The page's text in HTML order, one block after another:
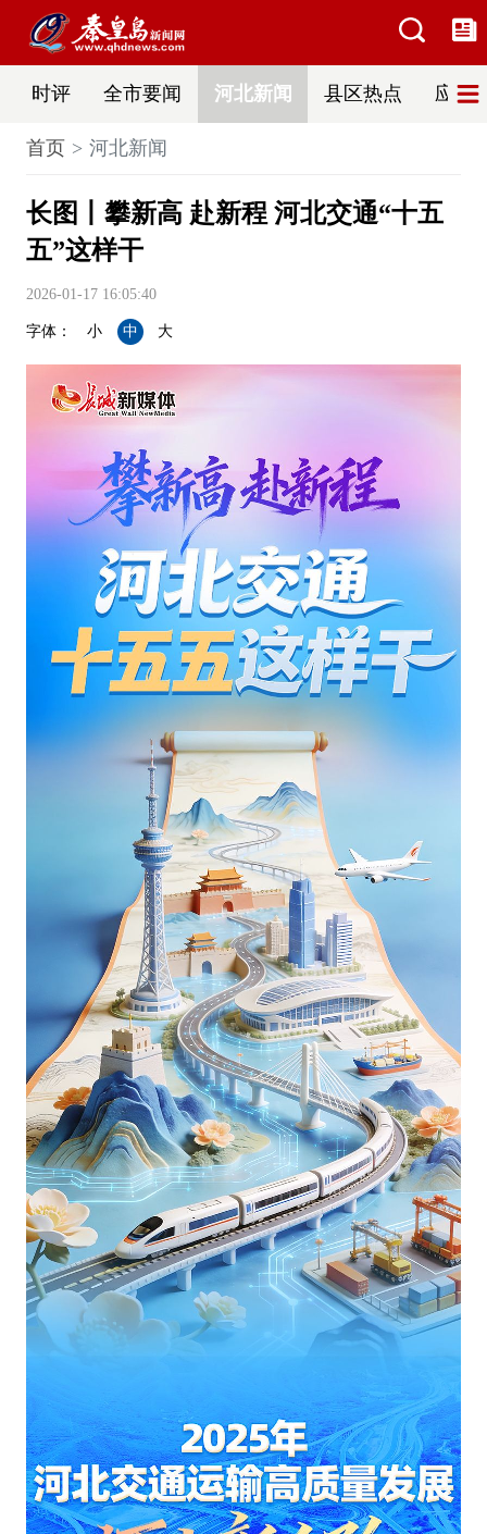
时评 全市要闻 河北新闻 县区热点 应急
首页 河北新闻
长图丨攀新高 赴新程 河北交通“十五
五”这样干
2026-01-17 16:05:40
字体： 小 中 大